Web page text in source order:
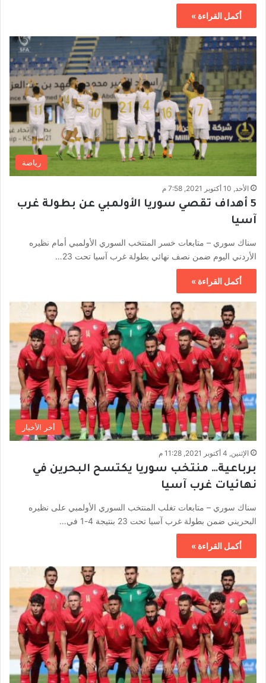
أكمل القراءة »
رياضة
الأحد, 10 أكتوبر 2021, 7:58 م
5 أهداف تقصي سوريا الأولمبي عن بطولة غرب
آسيا
سناك سوري – متابعات خسر المنتخب السوري الأولمبي أمام نظيره
الأردني اليوم ضمن نصف نهائي بطولة غرب آسيا تحت 23…
أكمل القراءة »
أخر الأخبار
الإثنين, 4 أكتوبر 2021, 11:28 م
برباعية… منتخب سوريا يكتسح البحرين في
نهائيات غرب آسيا
سناك سوري – متابعات تغلب المنتخب السوري الأولمبي على نظيره
البحريني ضمن بطولة غرب آسيا تحت 23 بنتيجة 4-1 في…
أكمل القراءة »